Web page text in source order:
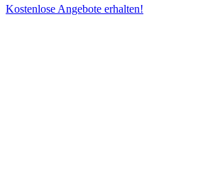
Kostenlose Angebote erhalten!